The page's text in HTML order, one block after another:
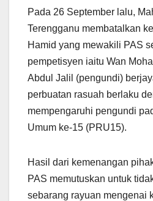
Pada 26 September lalu,
Terengganu membatalkan
Hamid yang mewakili PAS
pempetisyen iaitu Wan
Abdul Jalil (pengundi)
perbuatan rasuah berlaku
mempengaruhi pengundi
Umum ke-15 (PRU15).
Hasil dari kemenangan
PAS memutuskan untuk
sebarang rayuan mengenai